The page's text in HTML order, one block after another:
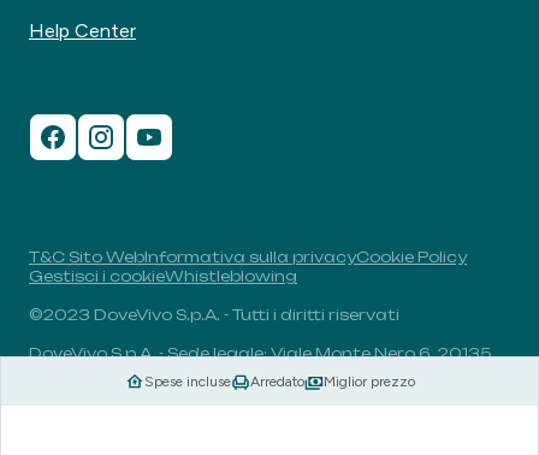
Spese incluse Arredato Miglior prezzo
Help Center
T&C Sito WebInformativa sulla privacyCookie Policy
Gestisci i cookieWhistleblowing
©2023 DoveVivo S.p.A. - Tutti i diritti riservati
DoveVivo S.p.A. - Sede legale: Viale Monte Nero 6, 20135,
Milano, Italia - P.I.: 00406960732 - R.E.A.: MI-1838078 -
Capitale sociale: 1.829.649,81 euro i.v.